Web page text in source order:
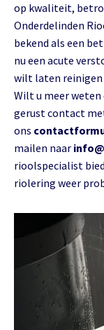
op kwaliteit,
Onderdelinden
bekend als een
nu een acute
wilt laten reinigen
Wilt u meer weten
gerust contact
ons
mailen naar
rioolspecialist